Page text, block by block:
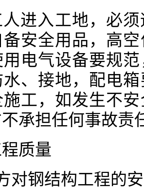
人进入工地，必
安全用品，高
电气设备要规
水、接地，配电
施工，如发生不
承担任何事故责
质量
对钢结构工程的